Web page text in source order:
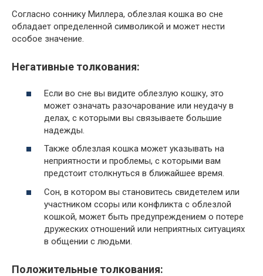
Согласно соннику Миллера, облезлая кошка во сне
обладает определенной символикой и может нести
особое значение.
Негативные толкования:
Если во сне вы видите облезлую кошку, это
может означать разочарование или неудачу в
делах, с которыми вы связываете большие
надежды.
Также облезлая кошка может указывать на
неприятности и проблемы, с которыми вам
предстоит столкнуться в ближайшее время.
Сон, в котором вы становитесь свидетелем или
участником ссоры или конфликта с облезлой
кошкой, может быть предупреждением о потере
дружеских отношений или неприятных ситуациях
в общении с людьми.
Положительные толкования: